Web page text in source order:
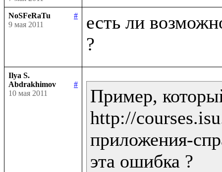
NoSFeRaTu
#
9 мая 2011
есть ли
Ilya S.
Abdrakhimov
#
10 мая 2011
Пример,
http://
приложения-
эта ошибка ?